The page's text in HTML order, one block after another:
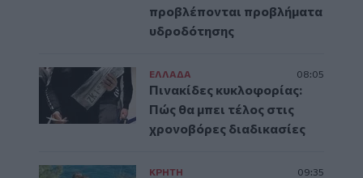
προβλέπονται προβλήματα
υδροδότησης
ΕΛΛAΔΑ 08:05
Πινακίδες κυκλοφορίας:
Πώς θα μπει τέλος στις
χρονοβόρες διαδικασίες
ΚΡΗΤΗ 09:35